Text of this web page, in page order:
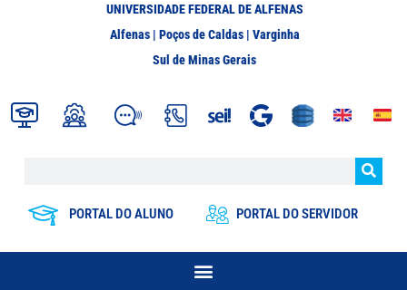
UNIVERSIDADE FEDERAL DE ALFENAS
Alfenas | Poços de Caldas | Varginha
Sul de Minas Gerais
PORTAL DO ALUNO PORTAL DO SERVIDOR